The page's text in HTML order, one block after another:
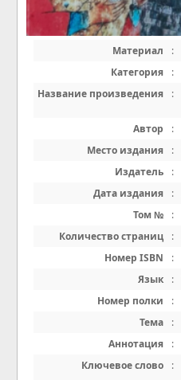
Материал :
Категория
:
Название произведения
:
Автор
:
Место издания
:
Издатель
:
Дата издания
:
Том №
:
Количество страниц
:
Номер ISBN
:
Язык
:
Номер полки
:
Тема
:
Аннотация
:
Ключевое слово
: